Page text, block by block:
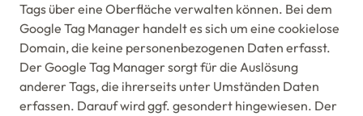
Tags über eine Oberfläche verwalten können. Bei dem
Google Tag Manager handelt es sich um eine cookielose
Domain, die keine personenbezogenen Daten erfasst.
Der Google Tag Manager sorgt für die Auslösung
anderer Tags, die ihrerseits unter Umständen Daten
erfassen. Darauf wird ggf. gesondert hingewiesen. Der